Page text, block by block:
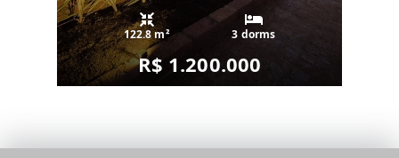
122.8 m² 3 dorms
R$ 1.200.000